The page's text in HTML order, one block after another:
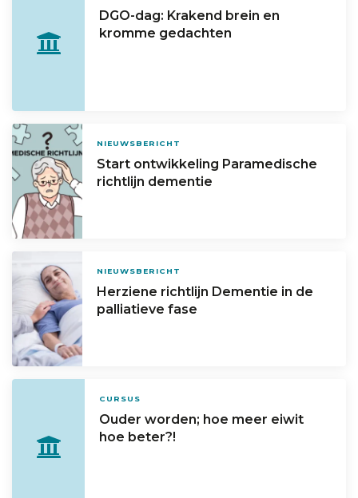
DGO-dag: Krakend brein en
kromme gedachten
NIEUWSBERICHT
Start ontwikkeling Paramedische
richtlijn dementie
NIEUWSBERICHT
Herziene richtlijn Dementie in de
palliatieve fase
CURSUS
Ouder worden; hoe meer eiwit
hoe beter?!